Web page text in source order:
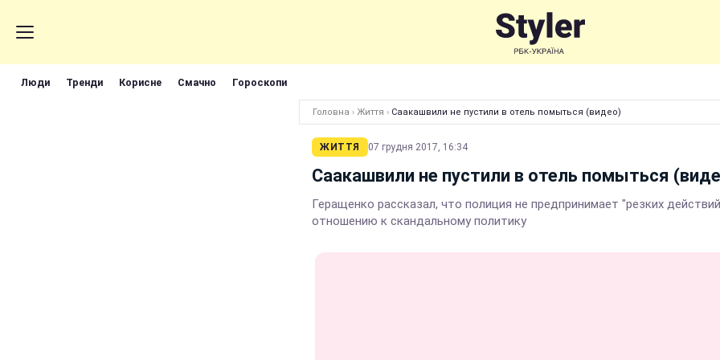
Люди Тренди Корисне Смачно Гороскопи
Головна › Життя › Саакашвили не пустили в отель помыться (видео)
ЖИТТЯ 07 грудня 2017, 16:34
Саакашвили не пустили в отель помыться
Геращенко рассказал, что полиция не предпринимает "резких
отношению к скандальному политику